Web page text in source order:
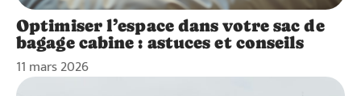
Optimiser l’espace dans votre sac de
bagage cabine : astuces et conseils
11 mars 2026